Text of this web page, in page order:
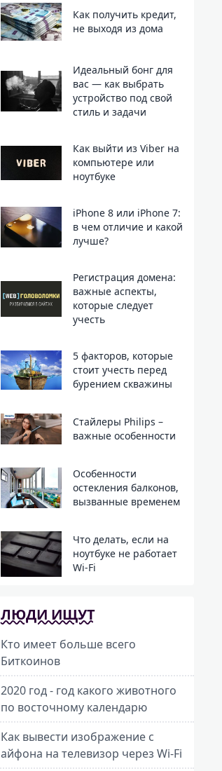
Как получить кредит,
не выходя из дома
Идеальный бонг для
вас — как выбрать
устройство под свой
стиль и задачи
Как выйти из Viber на
компьютере или
ноутбуке
iPhone 8 или iPhone 7:
в чем отличие и какой
лучше?
Регистрация домена:
важные аспекты,
которые следует
учесть
5 факторов, которые
стоит учесть перед
бурением скважины
Стайлеры Philips –
важные особенности
Особенности
остекления балконов,
вызванные временем
Что делать, если на
ноутбуке не работает
Wi-Fi
ЛЮДИ ИЩУТ
Кто имеет больше всего
Биткоинов
2020 год - год какого животного
по восточному календарю
Как вывести изображение с
айфона на телевизор через Wi-Fi